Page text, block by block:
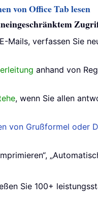
von Office Tab lesen
Mails, verfassen Sie
anhand von
, wenn Sie allen
von Grußformel oder
Sie 100+